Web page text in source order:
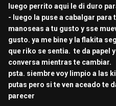
luego perrito aqui le di duro
- luego la puse a cabalgar
manoseas a tu gusto y sse
gusto. ya me bine y la flakita
que riko se sentia. te da papel
conversa mientras te cambiar.
psta. siembre voy limpio a las
putas pero si te ven aceado te
parecer